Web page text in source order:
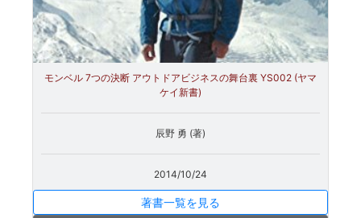
モンベル 7つの決断 アウトドアビジネスの舞台裏 YS002 (ヤマ
ケイ新書)
辰野 勇 (著)
2014/10/24
著書一覧を見る